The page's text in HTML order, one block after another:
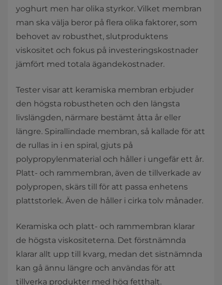
yoghurt men har olika styrkor. Vilket membran
man ska välja beror på flera olika faktorer, som
behovet av robusthet, slutproduktens
viskositet och fokus på investeringskostnader
jämfört med totala ägandekostnader.
Tester visar att keramiska membran erbjuder
den högsta robustheten och den längsta
livslängden, närmare bestämt åtta år eller
längre. Spirallindade membran, så kallade för att
de rullas in i en spiral, gjuts på
polypropylenmaterial och håller i ungefär ett år.
Platt- och rammembran, även de tillverkade av
polypropen, skärs till för att passa enhetens
plattstorlek. Även de håller i cirka tolv månader.
Keramiska och platt- och rammembran klarar
de högsta viskositeterna. Det förstnämnda
klarar allt upp till kvarg, medan det sistnämnda
kan gå ännu längre och användas för att
tillverka produkter med hög fetthalt.